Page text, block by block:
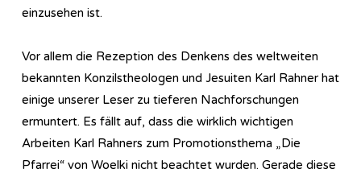
einzusehen ist.
Vor allem die Rezeption des Denkens des weltweiten
bekannten Konzilstheologen und Jesuiten Karl Rahner hat
einige unserer Leser zu tieferen Nachforschungen
ermuntert. Es fällt auf, dass die wirklich wichtigen
Arbeiten Karl Rahners zum Promotionsthema „Die
Pfarrei“ von Woelki nicht beachtet wurden. Gerade diese